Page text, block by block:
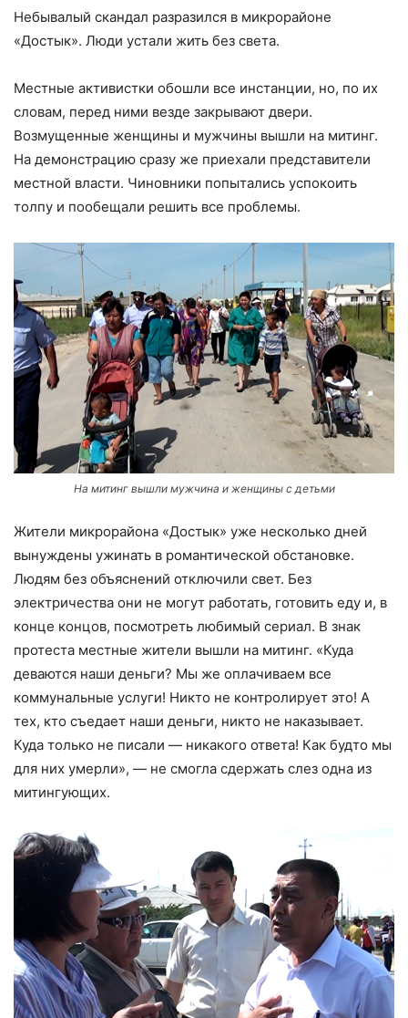
Небывалый скандал разразился в микрорайоне
«Достык». Люди устали жить без света.
Местные активистки обошли все инстанции, но, по их
словам, перед ними везде закрывают двери.
Возмущенные женщины и мужчины вышли на митинг.
На демонстрацию сразу же приехали представители
местной власти. Чиновники попытались успокоить
толпу и пообещали решить все проблемы.
На митинг вышли мужчина и женщины с детьми
Жители микрорайона «Достык» уже несколько дней
вынуждены ужинать в романтической обстановке.
Людям без объяснений отключили свет. Без
электричества они не могут работать, готовить еду и, в
конце концов, посмотреть любимый сериал. В знак
протеста местные жители вышли на митинг. «Куда
деваются наши деньги? Мы же оплачиваем все
коммунальные услуги! Никто не контролирует это! А
тех, кто съедает наши деньги, никто не наказывает.
Куда только не писали — никакого ответа! Как будто мы
для них умерли», — не смогла сдержать слез одна из
митингующих.